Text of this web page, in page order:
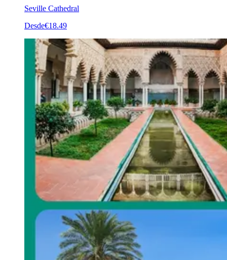
Seville Cathedral
Desde€18.49